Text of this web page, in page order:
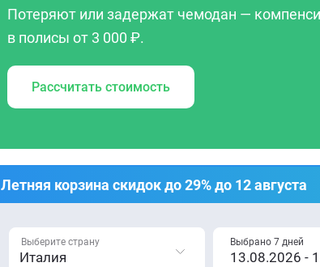
Потеряют или задержат чемодан —
в полисы от 3 000 ₽.
Рассчитать стоимость
Летняя корзина скидок до 29% до 12 августа
Выберите страну
Италия
Выбрано 7 дней